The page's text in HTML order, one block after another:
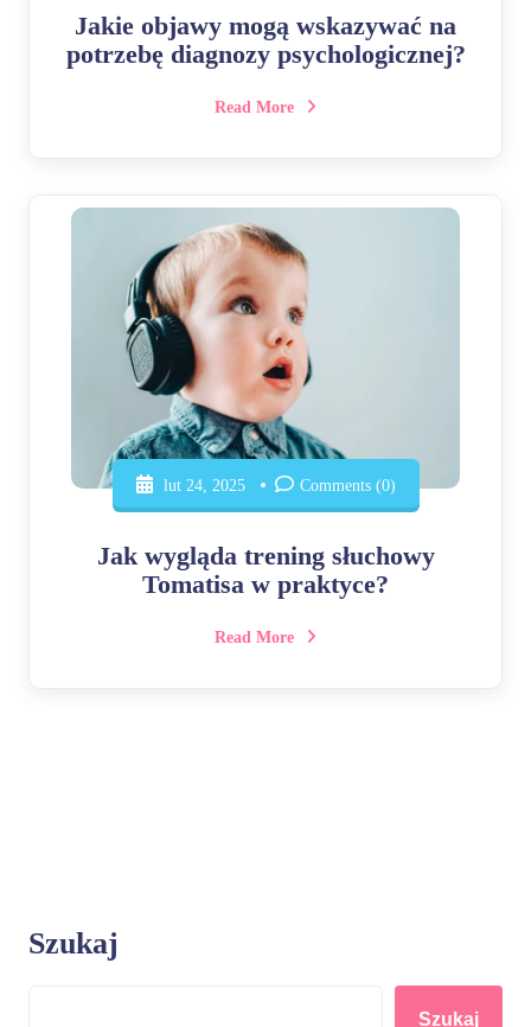
Jakie objawy mogą wskazywać na
potrzebę diagnozy psychologicznej?
Read More
lut 24, 2025 Comments (0)
Jak wygląda trening słuchowy
Tomatisa w praktyce?
Read More
Szukaj
Szukaj